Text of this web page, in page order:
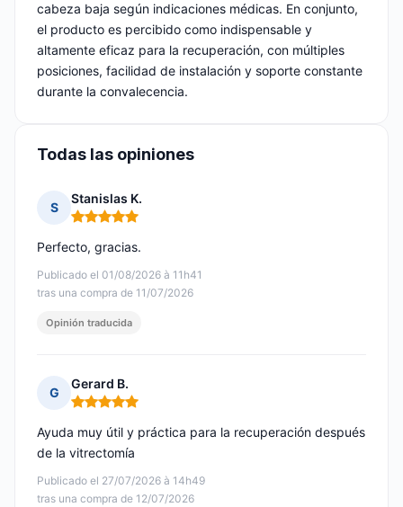
cabeza baja según indicaciones médicas. En conjunto,
el producto es percibido como indispensable y
altamente eficaz para la recuperación, con múltiples
posiciones, facilidad de instalación y soporte constante
durante la convalecencia.
Todas las opiniones
S
Stanislas K.
Nota: 5 de 5
Publicado el 01/08/2026 à 11h41
tras una compra de 11/07/2026
Perfecto, gracias.
Opinión traducida
G
Gerard B.
Nota: 5 de 5
Publicado el 27/07/2026 à 14h49
tras una compra de 12/07/2026
Ayuda muy útil y práctica para la recuperación después
de la vitrectomía